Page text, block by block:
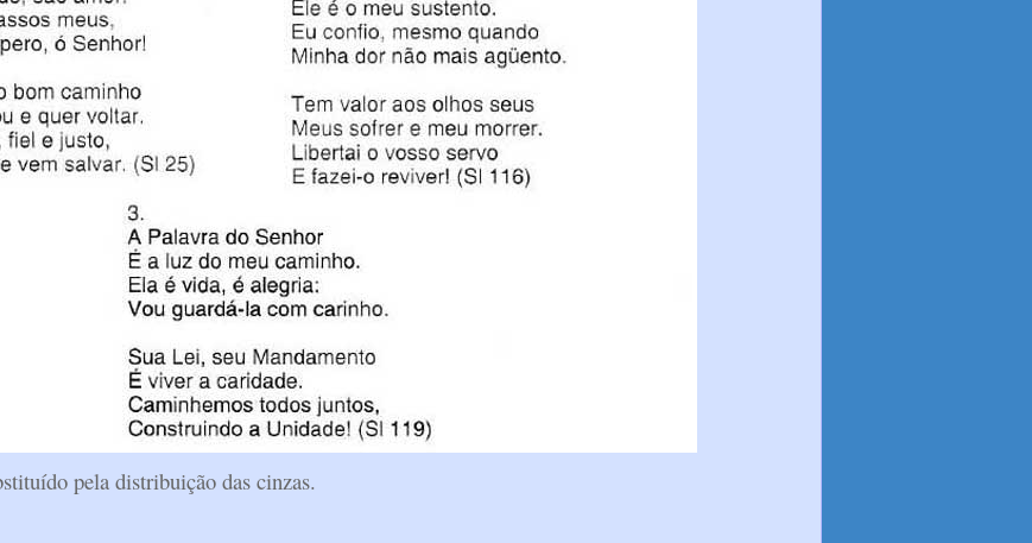
pela distribuição das cinzas.